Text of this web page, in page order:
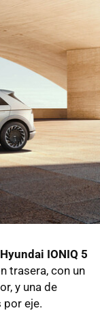
Hyundai IONIQ 5
trasera, con un
y una de
eje.